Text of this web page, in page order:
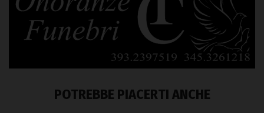
POTREBBE PIACERTI ANCHE